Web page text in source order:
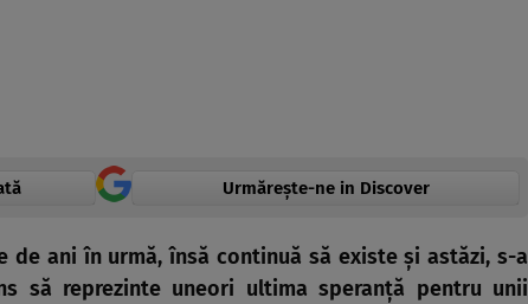
Urmărește-ne in Discover
de ani în urmă, însă continuă să existe şi astăzi, s-a
să reprezinte uneori ultima speranţă pentru unii